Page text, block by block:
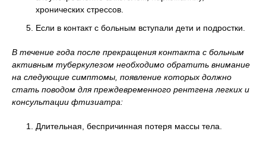
хронических стрессов.
Если в контакт с больным вступали дети и подростки.
В течение года после прекращения контакта с больным
активным туберкулезом необходимо обратить внимание
на следующие симптомы, появление которых должно
стать поводом для преждевременного рентгена легких и
консультации фтизиатра:
Длительная, беспричинная потеря массы тела.